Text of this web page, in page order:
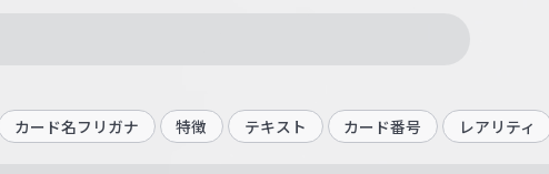
カード名フリガナ 特徴 テキスト カード番号 レアリティ